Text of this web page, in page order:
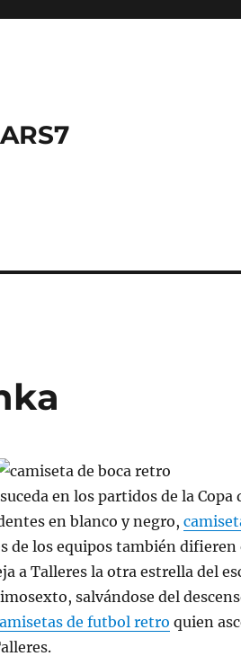
en los partidos de la Copa
en blanco y negro,
de los equipos también
a Talleres la otra estrella del
salvándose del
de futbol retro quien